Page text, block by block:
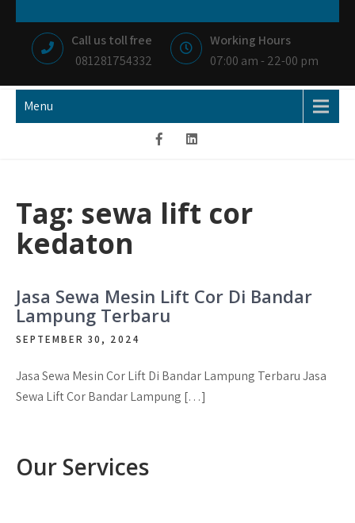
content
NIAGA BETON
MEMBANGUN NEGRI DENGAN IKHLAS HATI
Call us toll free
081281754332
Working Hours
07:00 am - 22-00 pm
Menu
Tag: sewa lift cor
kedaton
Jasa Sewa Mesin Lift Cor Di Bandar
Lampung Terbaru
SEPTEMBER 30, 2024
Jasa Sewa Mesin Cor Lift Di Bandar Lampung Terbaru Jasa
Sewa Lift Cor Bandar Lampung […]
Our Services